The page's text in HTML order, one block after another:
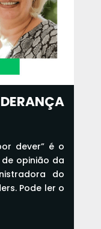
dever” é o
opinião da
do
Pode ler o